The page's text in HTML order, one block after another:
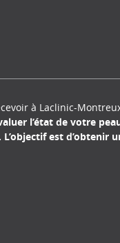
à Laclinic-
l’état de votre
est d’obtenir